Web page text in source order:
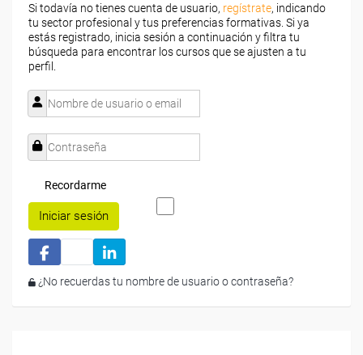
Si todavía no tienes cuenta de usuario, regístrate, indicando
tu sector profesional y tus preferencias formativas. Si ya
estás registrado, inicia sesión a continuación y filtra tu
búsqueda para encontrar los cursos que se ajusten a tu
perfil.
Recordarme
Iniciar sesión
¿No recuerdas tu nombre de usuario o contraseña?